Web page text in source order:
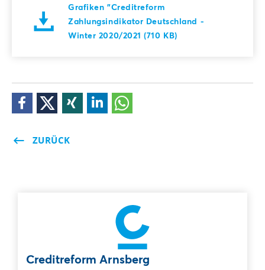
Grafiken "Creditreform
Zahlungsindikator Deutschland -
Winter 2020/2021 (710 KB)
ZURÜCK
Creditreform Arnsberg